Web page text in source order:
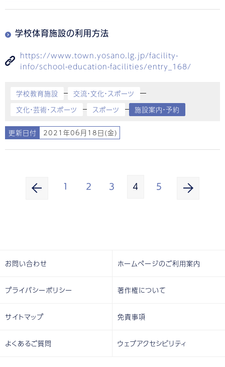
学校体育施設の利用方法
https://www.town.yosano.lg.jp/facility-
info/school-education-facilities/entry_168/
学校教育施設
交流・文化・スポーツ
文化・芸術・スポーツ
スポーツ 施設案内・予約
更新日付 2021年06月18日(金)
1 2 3 4 5
お問い合わせ ホームページのご利用案内
プライバシーポリシー 著作権について
サイトマップ 免責事項
よくあるご質問 ウェブアクセシビリティ